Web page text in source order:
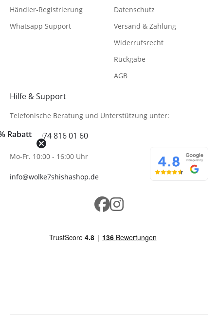
Rabatt
Hilfe & Support
Telefonische Beratung und Unterstützung unter:
+49 (0)6074 816 01 60
Mo-Fr. 10:00 - 16:00 Uhr
info@wolke7shishashop.de
Händler-Registrierung
Whatsapp Support
Datenschutz
Versand & Zahlung
Widerrufsrecht
Rückgabe
AGB